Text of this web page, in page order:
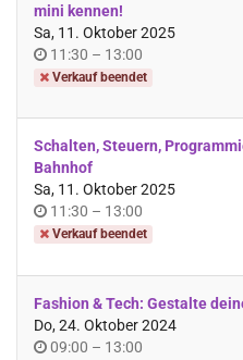
mini kennen!
Sa, 11. Oktober 2025
Uhrzeit
11:30 – bis
13:00
Verkauf beendet
Schalten, Steuern,
Bahnhof
Sa, 11. Oktober 2025
Uhrzeit
11:30 – bis
13:00
Verkauf beendet
Fashion & Tech: Gestalte
Do, 24. Oktober 2024
Uhrzeit
09:00 – bis
13:00